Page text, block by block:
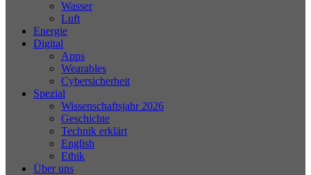
Wasser
Luft
Energie
Digital
Apps
Wearables
Cybersicherheit
Spezial
Wissenschaftsjahr 2026
Geschichte
Technik erklärt
English
Ethik
Über uns